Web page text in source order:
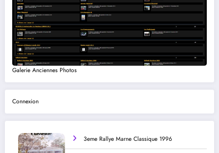
Galerie Anciennes Photos
Connexion
3eme Rallye Marne Classique 1996